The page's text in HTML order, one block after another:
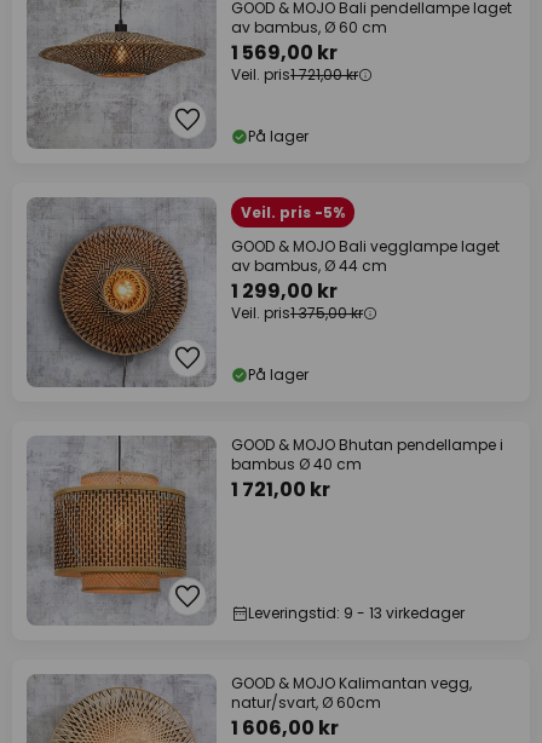
GOOD & MOJO Bali pendellampe laget
av bambus, Ø 60 cm
1 569,00 kr
Veil. pris1 721,00 kr
På lager
Veil. pris -5%
GOOD & MOJO Bali vegglampe laget
av bambus, Ø 44 cm
1 299,00 kr
Veil. pris1 375,00 kr
På lager
GOOD & MOJO Bhutan pendellampe i
bambus Ø 40 cm
1 721,00 kr
Leveringstid: 9 - 13 virkedager
GOOD & MOJO Kalimantan vegg,
natur/svart, Ø 60cm
1 606,00 kr